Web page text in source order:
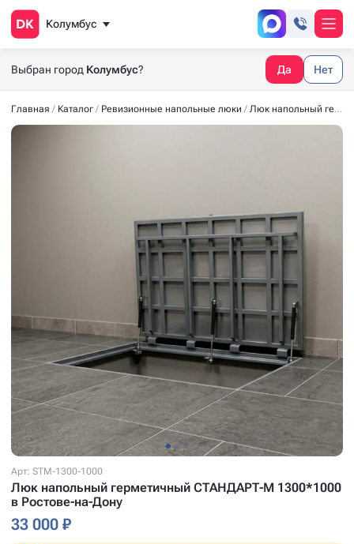
Колумбус
Выбран город Колумбус? Да Нет
Главная Каталог Ревизионные напольные люки Люк напольный герметичный СТАНДАРТ-М 1300*1000
Арт: STM-1300-1000
Люк напольный герметичный СТАНДАРТ-М 1300*1000
в Ростове-на-Дону
33 000 ₽